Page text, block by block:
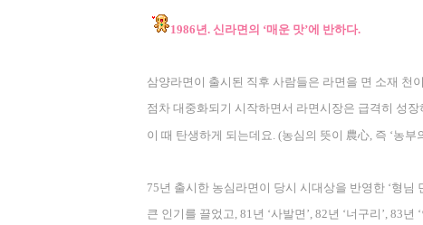
1986년. 신라면의 ‘매운 맛’에 반하다.
삼양라면이 출시된 직후 사람들은 라면을 면 소재 천
점차 대중화되기 시작하면서 라면시장은 급격히 성장
이 때 탄생하게 되는데요. (농심의 뜻이 農心, 즉 ‘농부
75년 출시한 농심라면이 당시 시대상을 반영한 ‘형님
큰 인기를 끌었고, 81년 ‘사발면 ’, 82년 ‘너구리 ’, 83년 ‘